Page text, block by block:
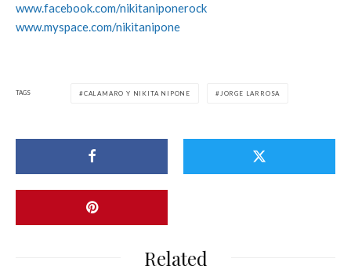
www.facebook.com/nikitaniponerock
www.myspace.com/nikitanipone
TAGS CALAMARO Y NIKITA NIPONE JORGE LARROSA
Related